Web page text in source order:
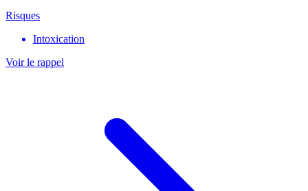
Risques
Intoxication
Voir le rappel